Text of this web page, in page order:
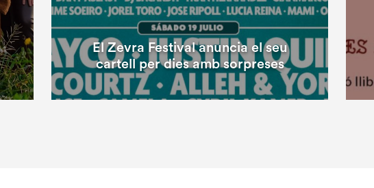
El Zevra Festival anuncia el seu
cartell per dies amb sorpreses